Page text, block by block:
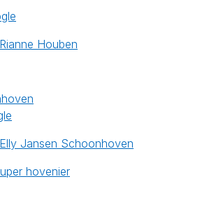
Houben
Jansen Schoonhoven
hovenier